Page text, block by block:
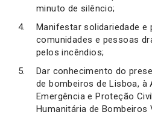
minuto de silêncio;
Manifestar solidariedade e
comunidades e pessoas
pelos incêndios;
Dar conhecimento do
de bombeiros de Lisboa, à
Emergência e Proteção
Humanitária de Bombeiros